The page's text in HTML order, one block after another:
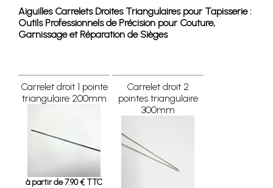
Aiguilles Carrelets Droites Triangulaires pour Tapisserie :
Outils Professionnels de Précision pour Couture,
Garnissage et Réparation de Sièges
Carrelet droit 1 pointe
triangulaire 200mm
à partir de 7.90 € TTC
Carrelet droit 2
pointes triangulaire
300mm